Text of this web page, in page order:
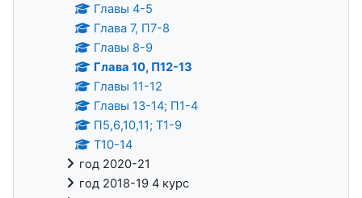
Главы 4-5
Глава 7, П7-8
Главы 8-9
Глава 10, П12-13
Главы 11-12
Главы 13-14; П1-4
П5,6,10,11; Т1-9
Т10-14
год 2020-21
год 2018-19 4 курс